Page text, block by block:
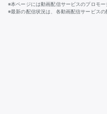
※本ページには動画配信サービスのプロモー
※最新の配信状況は、各動画配信サービスの